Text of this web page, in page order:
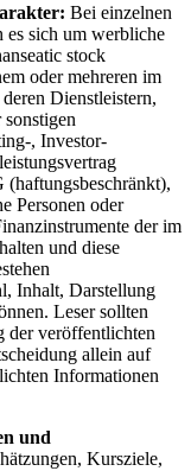
Bei einzelnen
sich um werbliche
stock
oder mehreren im
Dienstleistern,
, Investor-
(haftungsbeschränkt),
Personen oder
der im
und diese
Inhalt, Darstellung
Leser sollten
der veröffentlichten
allein auf
Informationen
und
Kursziele,